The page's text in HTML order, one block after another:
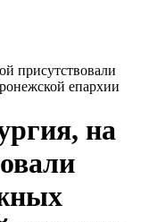
присутствовали
епархии
на